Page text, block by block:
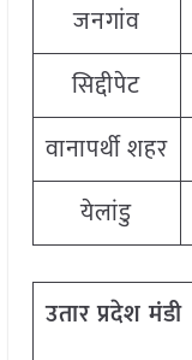
जनगांव
सिद्दीपेट
वानापर्थी शहर
येलांडु
उतारप्रदेशमंडी